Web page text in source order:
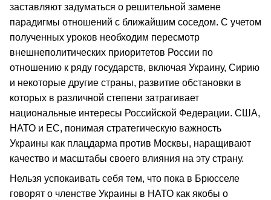
заставляют задуматься о решительной замене
парадигмы отношений с ближайшим соседом. С учетом
полученных уроков необходим пересмотр
внешнеполитических приоритетов России по
отношению к ряду государств, включая Украину, Сирию
и некоторые другие страны, развитие обстановки в
которых в различной степени затрагивает
национальные интересы Российской Федерации. США,
НАТО и ЕС, понимая стратегическую важность
Украины как плацдарма против Москвы, наращивают
качество и масштабы своего влияния на эту страну.
Нельзя успокаивать себя тем, что пока в Брюсселе
говорят о членстве Украины в НАТО как якобы о